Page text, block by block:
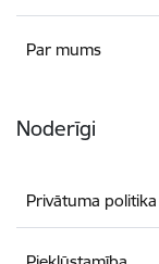
Par mums
Noderīgi
Privātuma politika